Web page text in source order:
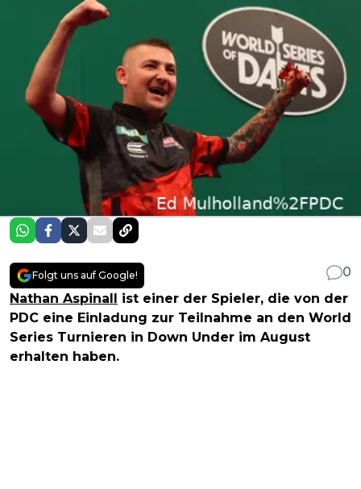
Folgt uns auf Google!
0
Nathan Aspinall
ist einer der Spieler, die von der
PDC eine Einladung zur Teilnahme an den World
Series Turnieren in Down Under im August
erhalten haben.